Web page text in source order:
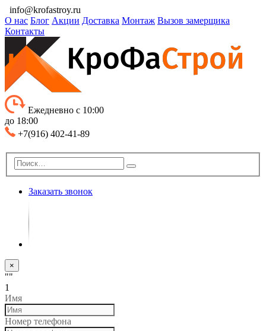
info@krofastroy.ru
О нас Блог Акции Доставка Монтаж Вызов замерщика
Контакты
Ежедневно с 10:00
до 18:00
+7(916) 402-41-89
Заказать звонок
×
""
1
Имя
Номер телефона